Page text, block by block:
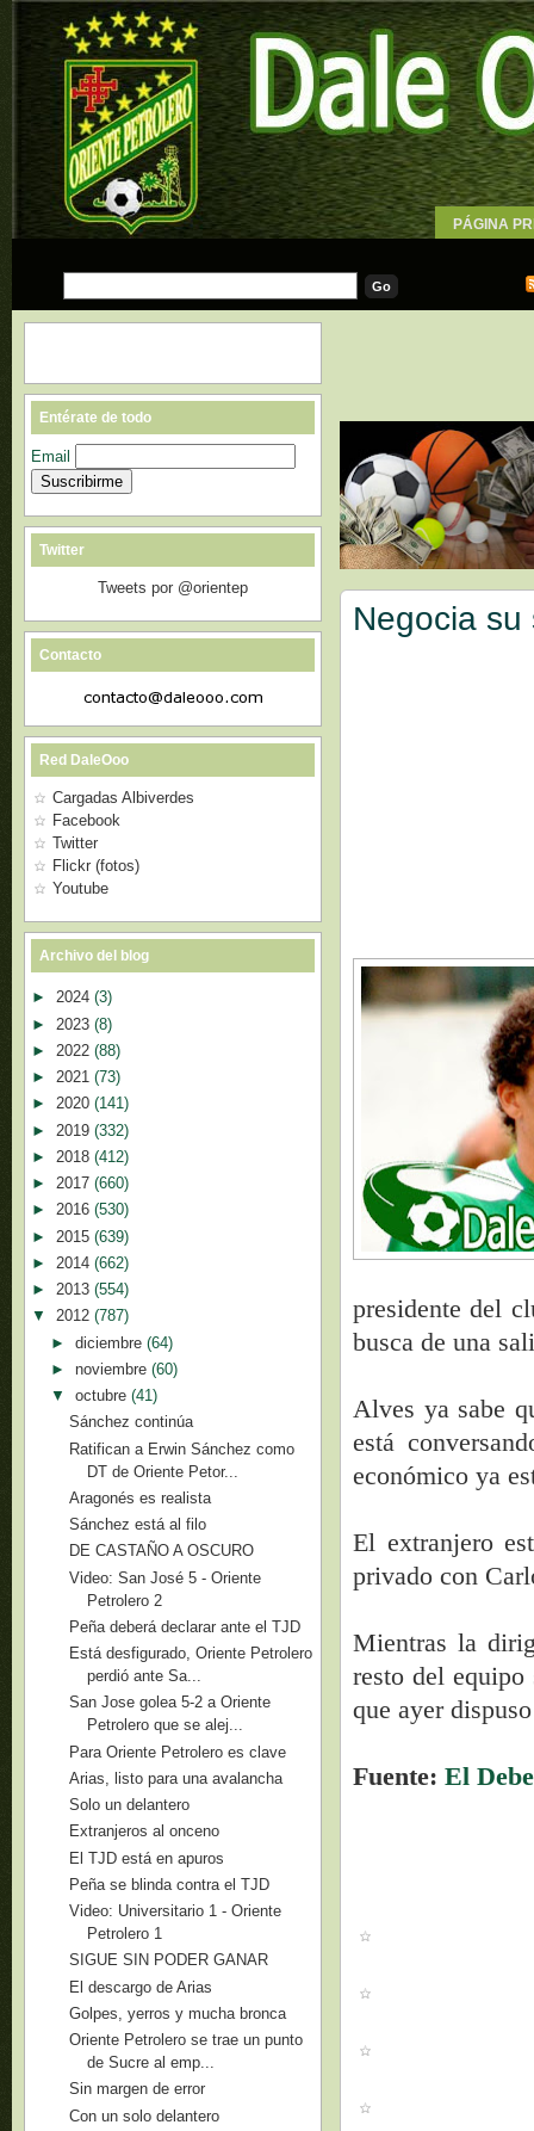
PÁGINA
Negocia su
presidente del
busca de una
Alves ya sabe
está
económico ya
El extranjero
privado con
Mientras la
resto del equipo
que ayer
Fuente:El
Entérate de todo
Email
Twitter
Tweets por @orientep
Contacto
Red DaleOoo
Cargadas Albiverdes
Facebook
Twitter
Flickr (fotos)
Youtube
Archivo del blog
► 2024 (3)
► 2023 (8)
► 2022 (88)
► 2021 (73)
► 2020 (141)
► 2019 (332)
► 2018 (412)
► 2017 (660)
► 2016 (530)
► 2015 (639)
► 2014 (662)
► 2013 (554)
▼ 2012 (787)
► diciembre (64)
► noviembre (60)
▼ octubre (41)
Sánchez continúa
Ratifican a Erwin Sánchez como
DT de Oriente Petor...
Aragonés es realista
Sánchez está al filo
DE CASTAÑO A OSCURO
Video: San José 5 - Oriente
Petrolero 2
Peña deberá declarar ante el TJD
Está desfigurado, Oriente Petrolero
perdió ante Sa...
San Jose golea 5-2 a Oriente
Petrolero que se alej...
Para Oriente Petrolero es clave
Arias, listo para una avalancha
Solo un delantero
Extranjeros al onceno
El TJD está en apuros
Peña se blinda contra el TJD
Video: Universitario 1 - Oriente
Petrolero 1
SIGUE SIN PODER GANAR
El descargo de Arias
Golpes, yerros y mucha bronca
Oriente Petrolero se trae un punto
de Sucre al emp...
Sin margen de error
Con un solo delantero